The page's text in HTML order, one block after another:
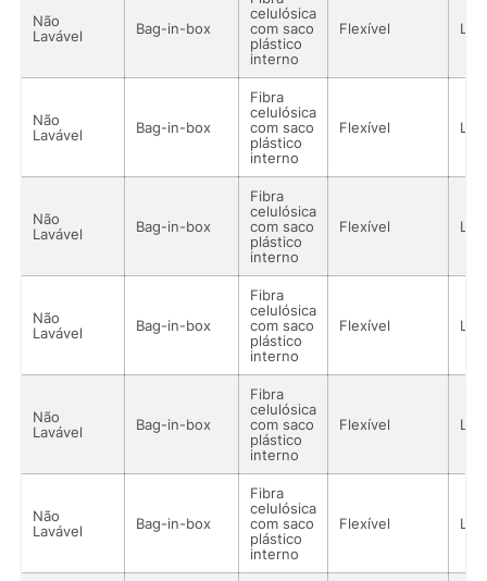
Não
Lavável
Bag-in-box
celulósica
com saco
plástico
interno
Flexível
Não
Lavável
Bag-in-box
Fibra
celulósica
com saco
plástico
interno
Flexível
Não
Lavável
Bag-in-box
Fibra
celulósica
com saco
plástico
interno
Flexível
Não
Lavável
Bag-in-box
Fibra
celulósica
com saco
plástico
interno
Flexível
Não
Lavável
Bag-in-box
Fibra
celulósica
com saco
plástico
interno
Flexível
Não
Lavável
Bag-in-box
Fibra
celulósica
com saco
plástico
interno
Flexível